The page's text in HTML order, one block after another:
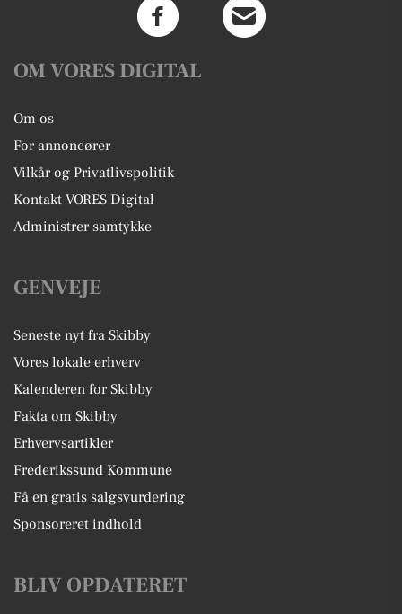
OM VORES DIGITAL
Om os
For annoncører
Vilkår og Privatlivspolitik
Kontakt VORES Digital
Administrer samtykke
GENVEJE
Seneste nyt fra Skibby
Vores lokale erhverv
Kalenderen for Skibby
Fakta om Skibby
Erhvervsartikler
Frederikssund Kommune
Få en gratis salgsvurdering
Sponsoreret indhold
BLIV OPDATERET